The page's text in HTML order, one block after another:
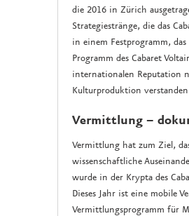
die 2016 in Zürich
Strategiestränge, die das
in einem Festprogramm,
Programm des Cabaret
internationalen Reputation
Kulturproduktion
Vermittlung –
Vermittlung hat zum Ziel,
wissenschaftliche
wurde in der Krypta des
Dieses Jahr ist eine mobile
Vermittlungsprogramm für